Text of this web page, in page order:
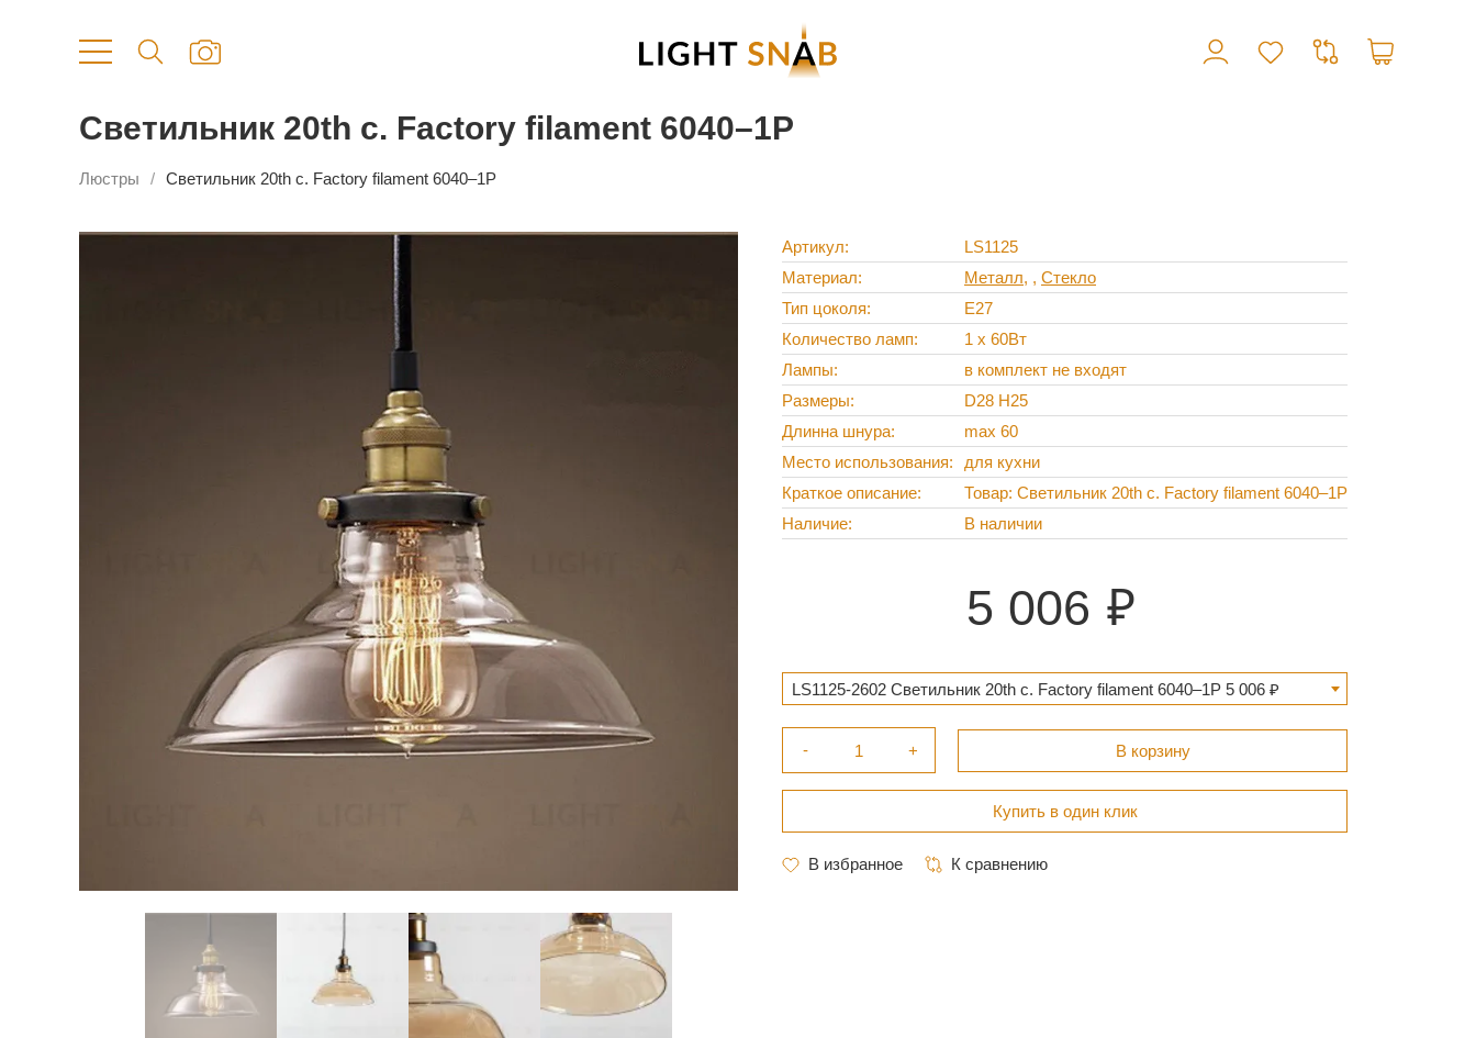
Светильник 20th c. Factory filament 6040–1P
Люстры Светильник 20th c. Factory filament 6040–1P
Артикул
LS1125
Материал
Металл , Стекло
Тип цоколя
E27
Количество ламп
1 x 60Вт
Лампы
в комплект не входят
Размеры
D28 H25
Длинна шнура
max 60
Место использования
для кухни
Краткое описание
Товар: Светильник 20th c. Factory filament 6040–1P
Наличие
В наличии
5 006
LS1125-2602 Светильник 20th c. Factory filament 6040–1P 5 006 ₽